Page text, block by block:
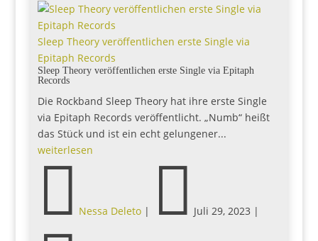
Sleep Theory veröffentlichen erste Single via
Epitaph Records
Sleep Theory veröffentlichen erste Single via Epitaph
Records
Die Rockband Sleep Theory hat ihre erste Single
via Epitaph Records veröffentlicht. „Numb“ heißt
das Stück und ist ein echt gelungener...
weiterlesen
 Nessa Deleto|  Juli 29, 2023 |